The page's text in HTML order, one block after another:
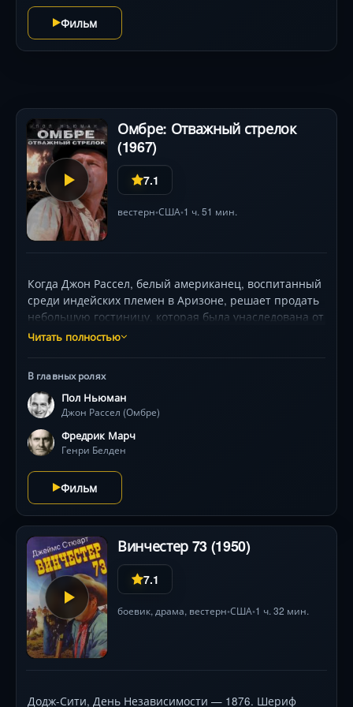
ставит вопрос: станет ли территория штатом
цивилизации или так и останется «счастливым
охотничьим угодьем» для самосудов?
Фильм
Омбре: Отважный стрелок
(1967)
7.1
вестерн•США•1 ч. 51 мин.
Когда Джон Рассел, белый американец, воспитанный
среди индейских племен в Аризоне, решает продать
небольшую гостиницу, которая была унаследована от
его отца, он оказывается в центре конфликта с
дилижансе и чтобы избежать гоньбы пассажиров, он
присоединяется к кучеру впереди. Но по пути на обоз
нападают разбойники и выбрасывают пассажиров в
суровой пустыне
Читать полностью
В главных ролях
Пол Ньюман
Джон Рассел (Омбре)
Фредрик Марч
Генри Белден
Фильм
Винчестер 73 (1950)
7.1
боевик, драма, вестерн•США•1 ч. 32 мин.
Додж-Сити, День Независимости — 1876. Шериф